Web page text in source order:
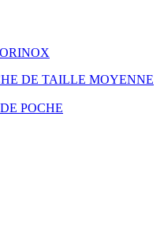
DE TAILLE MOYENNE
POCHE